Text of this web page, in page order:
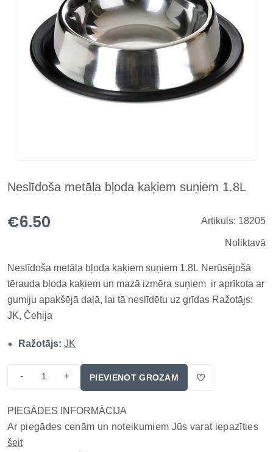
Neslīdoša metāla bļoda kaķiem suņiem 1.8L
€6.50 Artikuls: 18205
Noliktavā
Neslīdoša metāla bļoda kaķiem suņiem 1.8L Nerūsējošā
tērauda bļoda kaķiem un mazā izmēra suņiem ir aprīkota ar
gumiju apakšējā daļā, lai tā neslīdētu uz grīdas Ražotājs:
JK, Čehija
Ražotājs: JK
- + PIEVIENOT GROZAM
PIEGĀDES INFORMĀCIJA
Ar piegādes cenām un noteikumiem Jūs varat iepazīties
šeit